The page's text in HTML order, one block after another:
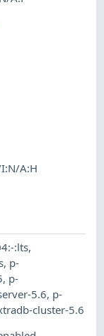
A:H
:lts,
, p-
, p-
5.6, p-
cluster-5.6